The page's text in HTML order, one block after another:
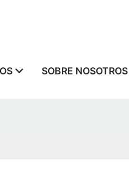
SOBRE NOSOTROS